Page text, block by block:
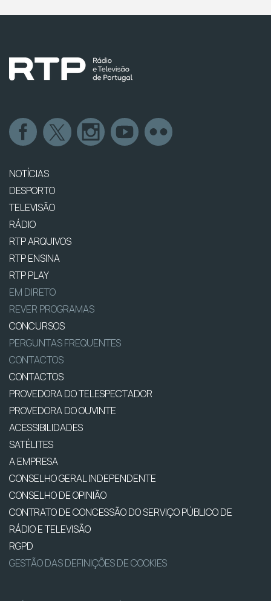
NOTÍCIAS
DESPORTO
TELEVISÃO
RÁDIO
RTP ARQUIVOS
RTP ENSINA
RTP PLAY
EM DIRETO
REVER PROGRAMAS
CONCURSOS
PERGUNTAS FREQUENTES
CONTACTOS
CONTACTOS
PROVEDORA DO TELESPECTADOR
PROVEDORA DO OUVINTE
ACESSIBILIDADES
SATÉLITES
A EMPRESA
CONSELHO GERAL INDEPENDENTE
CONSELHO DE OPINIÃO
CONTRATO DE CONCESSÃO DO SERVIÇO PÚBLICO DE
RÁDIO E TELEVISÃO
RGPD
GESTÃO DAS DEFINIÇÕES DE COOKIES